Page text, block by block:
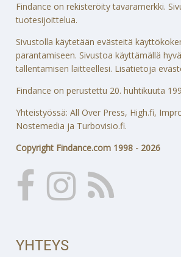
Findance on rekisteröity tavaramerkki.
tuotesijoittelua.
Sivustolla käytetään evästeitä
parantamiseen. Sivustoa käyttämällä
tallentamisen laitteellesi. Lisätietoja
Findance on perustettu 20. huhtikuuta
Yhteistyössä: All Over Press, High.fi,
Nostemedia ja Turbovisio.fi.
Copyright Findance.com 1998 - 2026
YHTEYS